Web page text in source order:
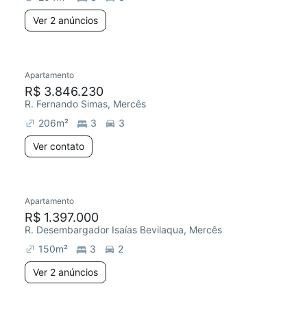
Ver 2 anúncios
Apartamento
R$ 3.846.230
R. Fernando Simas, Mercês
206m² 3
3
Ver contato
Apartamento
R$ 1.397.000
R. Desembargador Isaías Bevilaqua, Mercês
150m² 3
2
Ver 2 anúncios